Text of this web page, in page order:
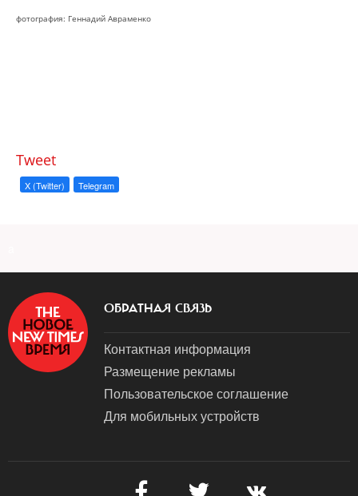
фотография: Геннадий Авраменко
Tweet
X (Twitter) Telegram
ОБРАТНАЯ СВЯЗЬ
Контактная информация
Размещение рекламы
Пользовательское соглашение
Для мобильных устройств